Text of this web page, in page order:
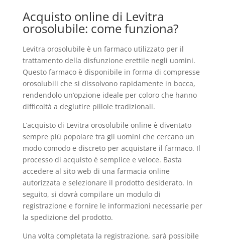
Acquisto online di Levitra
orosolubile: come funziona?
Levitra orosolubile è un farmaco utilizzato per il
trattamento della disfunzione erettile negli uomini.
Questo farmaco è disponibile in forma di compresse
orosolubili che si dissolvono rapidamente in bocca,
rendendolo un’opzione ideale per coloro che hanno
difficoltà a deglutire pillole tradizionali.
L’acquisto di Levitra orosolubile online è diventato
sempre più popolare tra gli uomini che cercano un
modo comodo e discreto per acquistare il farmaco. Il
processo di acquisto è semplice e veloce. Basta
accedere al sito web di una farmacia online
autorizzata e selezionare il prodotto desiderato. In
seguito, si dovrà compilare un modulo di
registrazione e fornire le informazioni necessarie per
la spedizione del prodotto.
Una volta completata la registrazione, sarà possibile